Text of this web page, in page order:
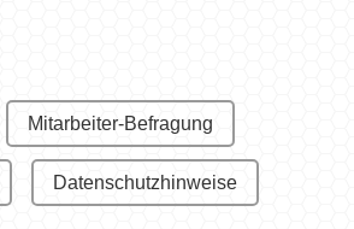
Mitarbeiter-Befragung
Datenschutzhinweise